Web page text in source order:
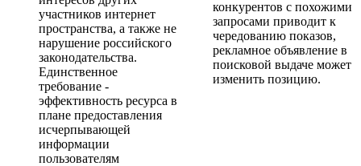
участников интернет
пространства, а также не
нарушение российского
законодательства.
Единственное
требование -
эффективность ресурса в
плане предоставления
исчерпывающей
информации
пользователям
конкурентов с похожими
запросами приводит к
чередованию показов,
рекламное объявление в
поисковой выдаче может
изменить позицию.